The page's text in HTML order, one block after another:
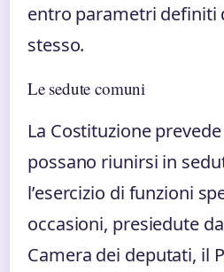
entro parametri definiti
stesso.
Le sedute comuni
La Costituzione
possano riunirsi in
l’esercizio di funzioni
occasioni, presiedute
Camera dei deputati, il